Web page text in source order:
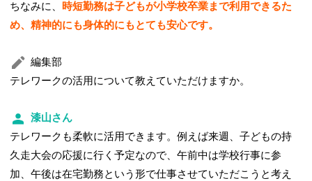
ちなみに、
時短勤務は子どもが小学校卒業まで利用できるた
め、精神的にも身体的にもとても安心です。
編集部
テレワークの活用について教えていただけますか。
漆山さん
テレワークも柔軟に活用できます。例えば来週、子どもの持
久走大会の応援に行く予定なので、午前中は学校行事に参
加、午後は在宅勤務という形で仕事させていただこうと考え